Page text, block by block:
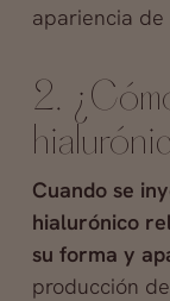
apariencia
2.
Cuando se
hialurónico
su forma y
producción